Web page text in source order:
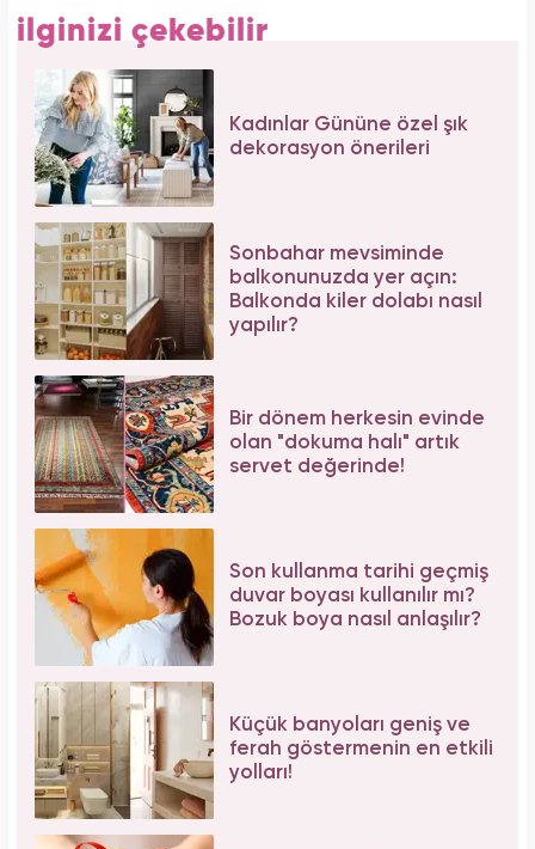
ilginizi çekebilir
Kadınlar Gününe özel şık
dekorasyon önerileri
Sonbahar mevsiminde
balkonunuzda yer açın:
Balkonda kiler dolabı nasıl
yapılır?
Bir dönem herkesin evinde
olan "dokuma halı" artık
servet değerinde!
Son kullanma tarihi geçmiş
duvar boyası kullanılır mı?
Bozuk boya nasıl anlaşılır?
Küçük banyoları geniş ve
ferah göstermenin en etkili
yolları!